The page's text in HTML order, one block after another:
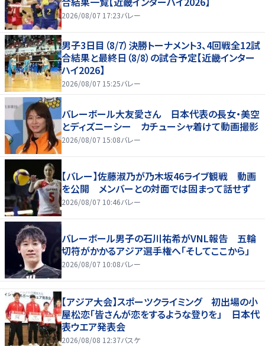
2026/08/07 17:23バレー
男子3日目（8/7）決勝トーナメント3、4回戦全12試
合結果と最終日（8/8）の試合予定【近畿インター
ハイ2026】
2026/08/07 15:25バレー
バレーボール大友愛さん 日本代表の長女・美空
とディズニーシー カチューシャ着けて動画撮影
2026/08/07 15:08バレー
【バレー】佐藤淑乃が乃木坂46ライブ観戦 動画
を公開 メンバーとの対面では固まって話せず
2026/08/07 10:46バレー
バレーボール男子の石川祐希がVNL報告 五輪
切符がかかるアジア選手権へ「そしてここから」
2026/08/07 10:08バレー
【アジア大会】スポーツクライミング 初出場の小
屋松恋「皆さんが恋をするような登りを」 日本代
表ウエア発表会
2026/08/08 12:37バスケ